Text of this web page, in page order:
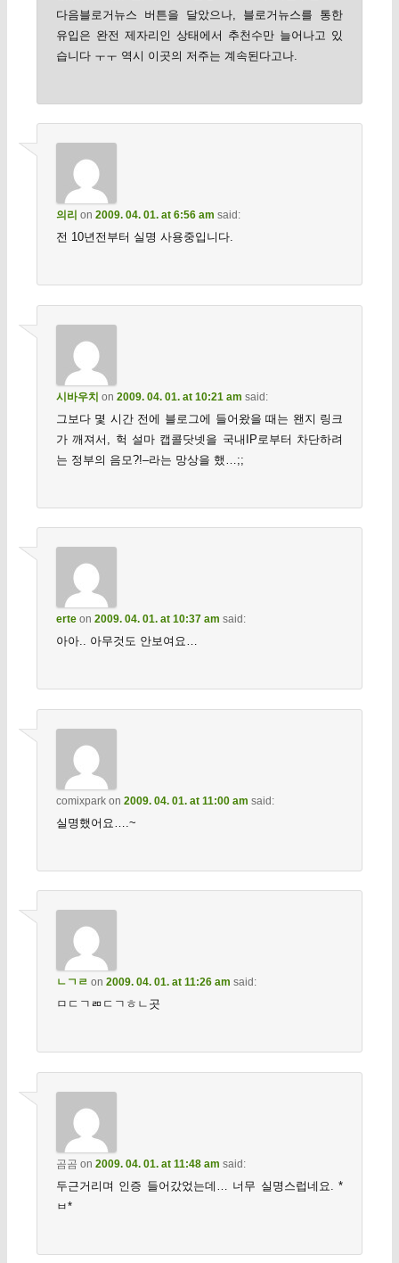
다음블로거뉴스 버튼을 달았으나, 블로거뉴스를 통한
유입은 완전 제자리인 상태에서 추천수만 늘어나고 있
습니다 ㅜㅜ 역시 이곳의 저주는 계속된다고나.
의리 on 2009. 04. 01. at 6:56 am said:
전 10년전부터 실명 사용중입니다.
시바우치 on 2009. 04. 01. at 10:21 am said:
그보다 몇 시간 전에 블로그에 들어왔을 때는 왠지 링크
가 깨져서, 헉 설마 캡콜닷넷을 국내IP로부터 차단하려
는 정부의 음모?!–라는 망상을 했…;;
erteon 2009. 04. 01. at 10:37 am said:
아아.. 아무것도 안보여요…
comixparkon 2009. 04. 01. at 11:00 am said:
실명했어요….~
ㄴㄱㄹ on 2009. 04. 01. at 11:26 am said:
ㅁㄷㄱㄻㄷㄱㅎㄴ곳
곰곰 on 2009. 04. 01. at 11:48 am said:
두근거리며 인증 들어갔었는데… 너무 실명스럽네요. *
ㅂ*